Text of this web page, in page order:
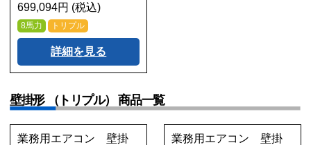
699,094円 (税込)
8馬力 トリプル
詳細を見る
壁掛形 （トリプル） 商品一覧
業務用エアコン 壁掛
業務用エアコン 壁掛